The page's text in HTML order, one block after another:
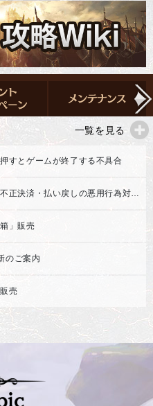
一覧を見る
すとゲームが終了する不具合
」販売
のご案内
売